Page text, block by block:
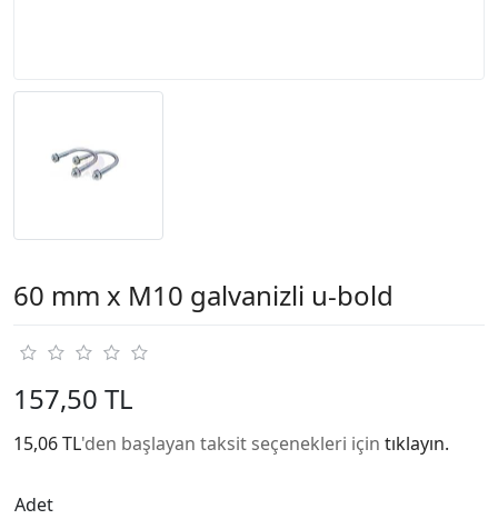
60 mm x M10 galvanizli u-bold
157,50 TL
15,06 TL'den başlayan taksit seçenekleri için tıklayın.
Adet